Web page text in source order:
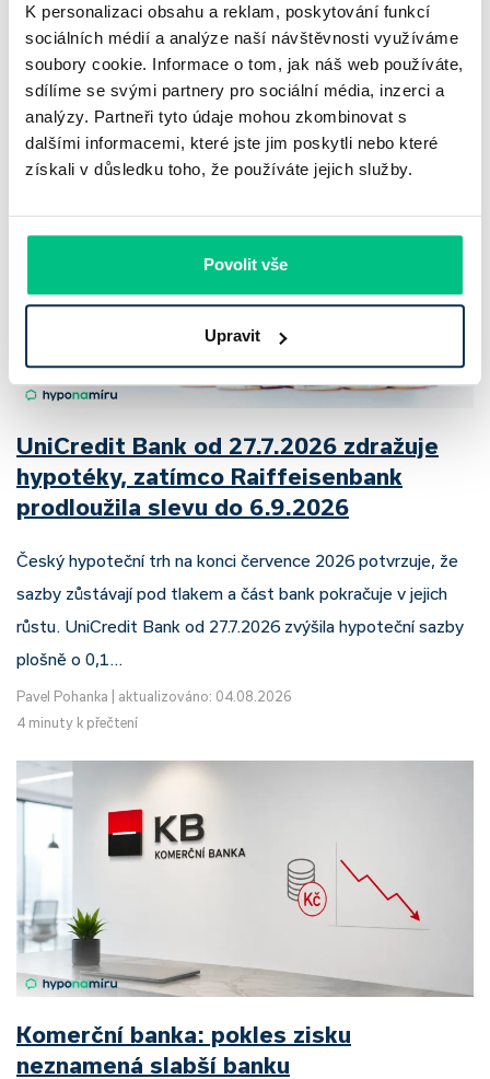
K personalizaci obsahu a reklam, poskytování funkcí
sociálních médií a analýze naší návštěvnosti využíváme
soubory cookie. Informace o tom, jak náš web používáte,
sdílíme se svými partnery pro sociální média, inzerci a
analýzy. Partneři tyto údaje mohou zkombinovat s
dalšími informacemi, které jste jim poskytli nebo které
získali v důsledku toho, že používáte jejich služby.
Povolit vše
Upravit
odolnost. Chaty a chalupy podle čerstvých dat za poslední
2 roky zdražily o 21,8 %, zároveň ale výrazně ubylo nabídek
a prodejní tempo…
UniCredit Bank od 27.7.2026 zdražuje
hypotéky, zatímco Raiffeisenbank
prodloužila slevu do 6.9.2026
Český hypoteční trh na konci července 2026 potvrzuje, že
sazby zůstávají pod tlakem a část bank pokračuje v jejich
růstu. UniCredit Bank od 27.7.2026 zvýšila hypoteční sazby
plošně o 0,1…
Pavel Pohanka
aktualizováno: 04.08.2026
4 minuty k přečtení
Komerční banka: pokles zisku
neznamená slabší banku